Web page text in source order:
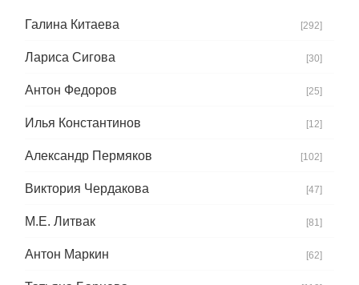
Галина Китаева [292]
Лариса Сигова [30]
Антон Федоров [25]
Илья Константинов [12]
Александр Пермяков [102]
Виктория Чердакова [47]
М.Е. Литвак [81]
Антон Маркин [62]